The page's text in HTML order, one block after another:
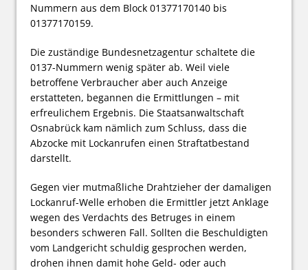
Nummern aus dem Block 01377170140 bis
01377170159.
Die zuständige Bundesnetzagentur schaltete die
0137-Nummern wenig später ab. Weil viele
betroffene Verbraucher aber auch Anzeige
erstatteten, begannen die Ermittlungen – mit
erfreulichem Ergebnis. Die Staatsanwaltschaft
Osnabrück kam nämlich zum Schluss, dass die
Abzocke mit Lockanrufen einen Straftatbestand
darstellt.
Gegen vier mutmaßliche Drahtzieher der damaligen
Lockanruf-Welle erhoben die Ermittler jetzt Anklage
wegen des Verdachts des Betruges in einem
besonders schweren Fall. Sollten die Beschuldigten
vom Landgericht schuldig gesprochen werden,
drohen ihnen damit hohe Geld- oder auch